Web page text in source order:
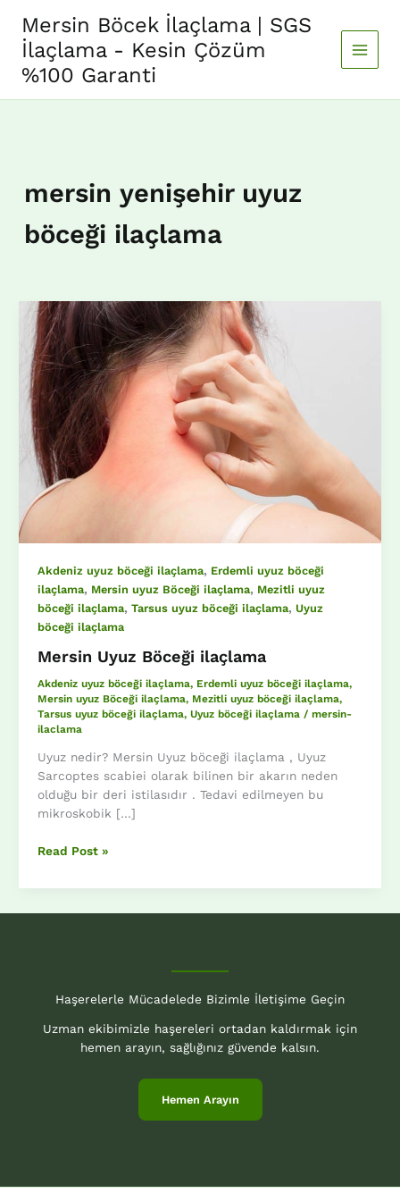
Mersin Böcek İlaçlama | SGS
İlaçlama - Kesin Çözüm
%100 Garanti
mersin yenişehir uyuz
böceği ilaçlama
Akdeniz uyuz böceği ilaçlama, Erdemli uyuz böceği
ilaçlama, Mersin uyuz Böceği ilaçlama, Mezitli uyuz
böceği ilaçlama, Tarsus uyuz böceği ilaçlama, Uyuz
böceği ilaçlama
Mersin Uyuz Böceği ilaçlama
Akdeniz uyuz böceği ilaçlama, Erdemli uyuz böceği ilaçlama,
Mersin uyuz Böceği ilaçlama, Mezitli uyuz böceği ilaçlama,
Tarsus uyuz böceği ilaçlama, Uyuz böceği ilaçlama/ mersin-
ilaclama
Uyuz nedir? Mersin Uyuz böceği ilaçlama , Uyuz
Sarcoptes scabiei olarak bilinen bir akarın neden
olduğu bir deri istilasıdır . Tedavi edilmeyen bu
mikroskobik […]
Mersin
Böceği
Read Post »
Haşerelerle Mücadelede Bizimle İletişime Geçin
Uzman ekibimizle haşereleri ortadan kaldırmak için
hemen arayın, sağlığınız güvende kalsın.
Hemen Arayın